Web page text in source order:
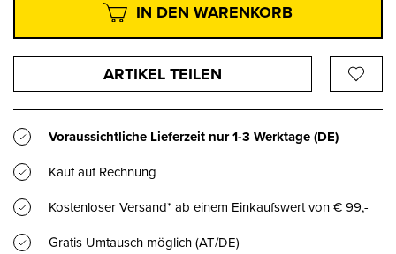
IN DEN WARENKORB
ARTIKEL TEILEN
Voraussichtliche Lieferzeit nur1-3 Werktage(DE)
Kauf auf Rechnung
Kostenloser Versand* ab einem Einkaufswert von € 99,-
Gratis Umtausch möglich (AT/DE)